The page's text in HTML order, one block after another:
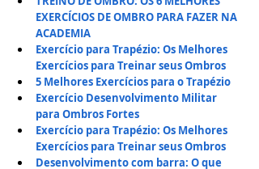
EXERCÍCIOS DE OMBRO PARA FAZER NA
ACADEMIA
Exercício para Trapézio: Os Melhores
Exercícios para Treinar seus Ombros
5 Melhores Exercícios para o Trapézio
Exercício Desenvolvimento Militar
para Ombros Fortes
Exercício para Trapézio: Os Melhores
Exercícios para Treinar seus Ombros
Desenvolvimento com barra: O que